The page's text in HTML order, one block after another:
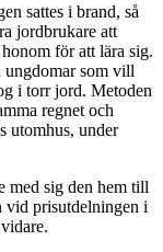
sattes i brand, så
jordbrukare att
för att lära sig.
ungdomar som vill
i torr jord. Metoden
regnet och
utomhus, under
med sig den hem till
vid prisutdelningen i